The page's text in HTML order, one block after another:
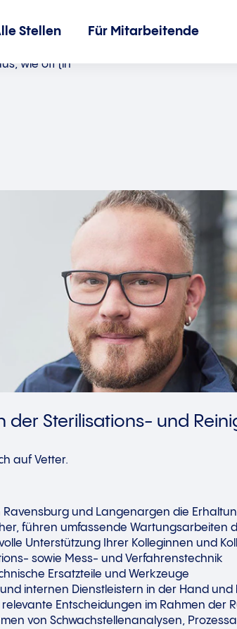
Stellen Für Mitarbeitende
wie oft (in
der Sterilisations- und
auf Vetter.
und Langenargen die
führen umfassende Wartungsarbeiten
Unterstützung Ihrer Kolleginnen und
sowie Mess- und Verfahrenstechnik
Ersatzteile und Werkzeuge
internen Dienstleistern in der Hand und
Entscheidungen im Rahmen der
von Schwachstellenanalysen,